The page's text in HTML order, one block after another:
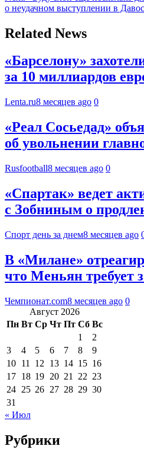
о неудачном выступлении в
Related News
«Барселону»
за 10 миллиардов
Lenta.ru8 месяцев ago 0
«Реал Сосьедад»
об увольнении
Rusfootball8 месяцев ago 0
«Спартак» ведет
с Зобниным о
Спорт день за днем8 месяцев ago
В «Милане»
что Меньян требует
Чемпионат.com8 месяцев ago 0
Август 2026
Пн Вт Ср Чт Пт Сб Вс
1
2
3
4 5 6 7 8
9
10 11 12 13 14 15 16
17 18 19 20 21 22 23
24 25 26 27 28 29 30
31
« Июл
Рубрики